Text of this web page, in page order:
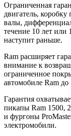
Ограниченная
двигатель,
валы,
течение 10 лет или
наступит раньше.
Ram расширяет
внимание к
ограниченное
автомобиле Ram
Гарантия
пикапы Ram 1500,
и фургоны
электромобили.